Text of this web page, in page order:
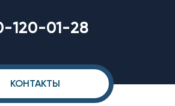
120-01-28
КОНТАКТЫ